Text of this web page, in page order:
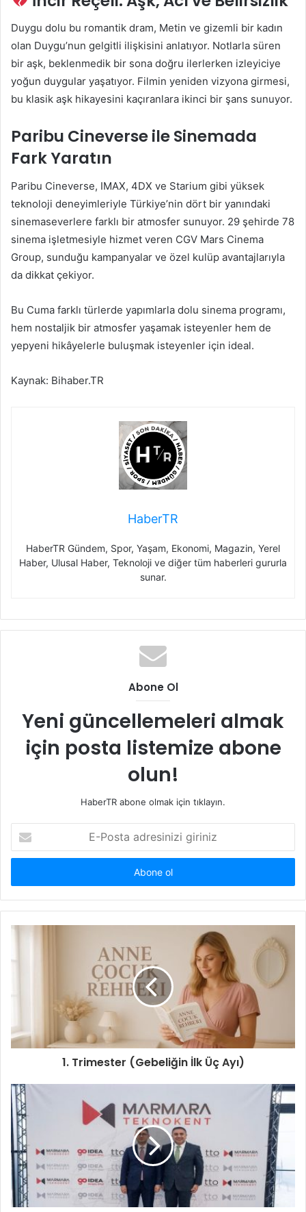
Duygu dolu bu romantik dram, Metin ve gizemli bir kadın
olan Duygu’nun gelgitli ilişkisini anlatıyor. Notlarla süren
bir aşk, beklenmedik bir sona doğru ilerlerken izleyiciye
yoğun duygular yaşatıyor. Filmin yeniden vizyona girmesi,
bu klasik aşk hikayesini kaçıranlara ikinci bir şans sunuyor.
Paribu Cineverse ile Sinemada
Fark Yaratın
Paribu Cineverse, IMAX, 4DX ve Starium gibi yüksek
teknoloji deneyimleriyle Türkiye’nin dört bir yanındaki
sinemaseverlere farklı bir atmosfer sunuyor. 29 şehirde 78
sinema işletmesiyle hizmet veren CGV Mars Cinema
Group, sunduğu kampanyalar ve özel kulüp avantajlarıyla
da dikkat çekiyor.
Bu Cuma farklı türlerde yapımlarla dolu sinema programı,
hem nostaljik bir atmosfer yaşamak isteyenler hem de
yepyeni hikâyelerle buluşmak isteyenler için ideal.
Kaynak: Bihaber.TR
HaberTR
HaberTR Gündem, Spor, Yaşam, Ekonomi, Magazin, Yerel
Haber, Ulusal Haber, Teknoloji ve diğer tüm haberleri gururla
sunar.
Abone Ol
Yeni güncellemeleri almak
için posta listemize abone
olun!
HaberTR abone olmak için tıklayın.
Posta
adresinizi
1. Trimester (Gebeliğin İlk Üç Ayı)